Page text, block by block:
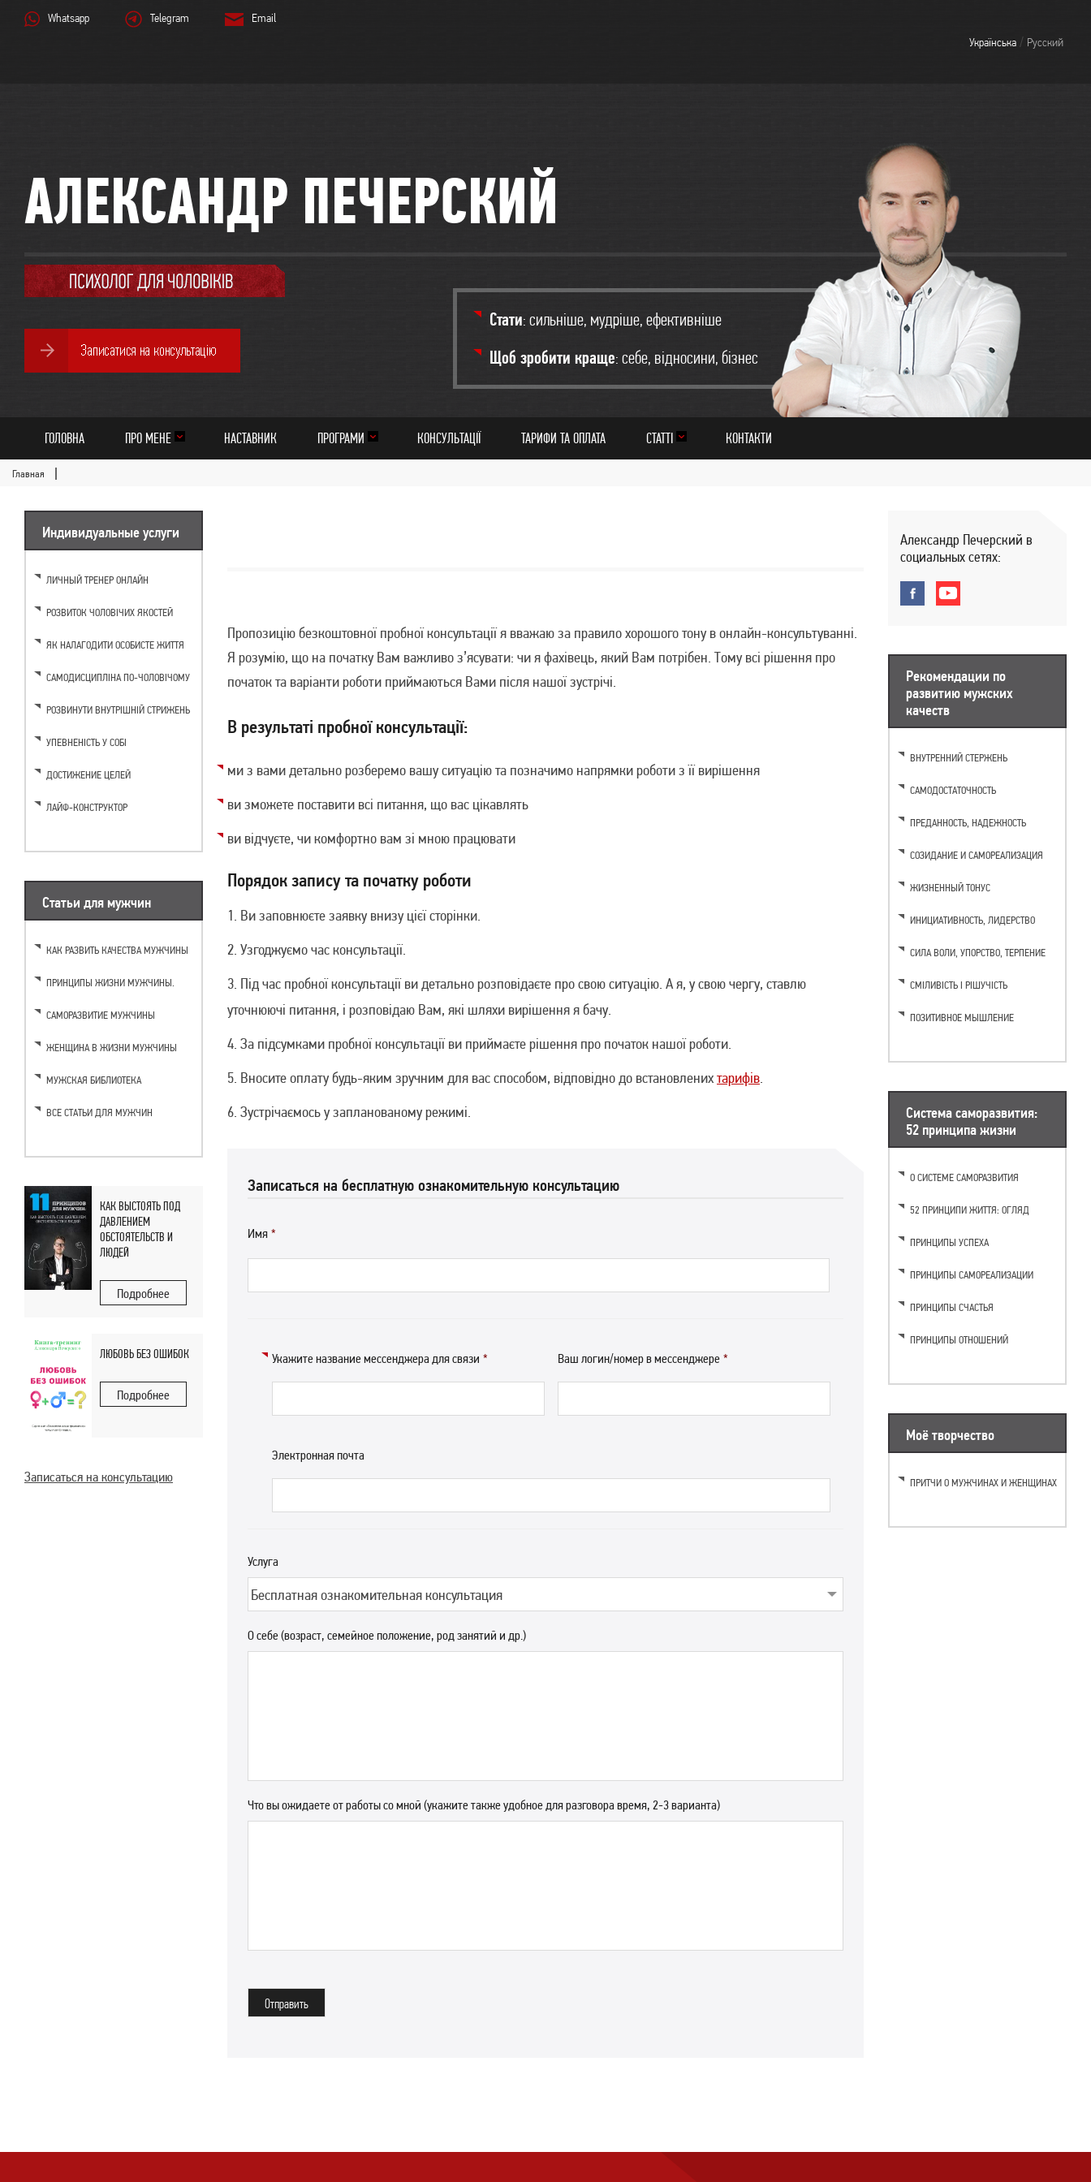
Whatsapp Telegram
Email
Українська / Русский
АЛЕКСАНДР ПЕЧЕРСКИЙ
Стати: сильніше, мудріше, ефективніше
Щоб зробити краще: себе, відносини, бізнес
ГОЛОВНА ПРО МЕНЕ НАСТАВНИК ПРОГРАМИ КОНСУЛЬТАЦІЇ ТАРИФИ ТА ОПЛАТА СТАТТІ КОНТАКТИ
Главная
Индивидуальные услуги
ЛИЧНЫЙ ТРЕНЕР ОНЛАЙН
РОЗВИТОК ЧОЛОВІЧИХ ЯКОСТЕЙ
ЯК НАЛАГОДИТИ ОСОБИСТЕ ЖИТТЯ
САМОДИСЦИПЛІНА ПО-ЧОЛОВІЧОМУ
РОЗВИНУТИ ВНУТРІШНІЙ СТРИЖЕНЬ
УПЕВНЕНІСТЬ У СОБІ
ДОСТИЖЕНИЕ ЦЕЛЕЙ
ЛАЙФ-КОНСТРУКТОР
Статьи для мужчин
КАК РАЗВИТЬ КАЧЕСТВА МУЖЧИНЫ
ПРИНЦИПЫ ЖИЗНИ МУЖЧИНЫ.
САМОРАЗВИТИЕ МУЖЧИНЫ
ЖЕНЩИНА В ЖИЗНИ МУЖЧИНЫ
МУЖСКАЯ БИБЛИОТЕКА
ВСЕ СТАТЬИ ДЛЯ МУЖЧИН
КАК ВЫСТОЯТЬ ПОД
ДАВЛЕНИЕМ
ОБСТОЯТЕЛЬСТВ И
ЛЮДЕЙ
Подробнее
ЛЮБОВЬ БЕЗ ОШИБОК
Подробнее
Записаться на консультацию
Пропозицію безкоштовної пробної консультації я вважаю за правило хорошого тону в онлайн-консультуванні.
Я розумію, що на початку Вам важливо з’ясувати: чи я фахівець, який Вам потрібен. Тому всі рішення про
початок та варіанти роботи приймаються Вами після нашої зустрічі.
В результаті пробної консультації:
ми з вами детально розберемо вашу ситуацію та позначимо напрямки роботи з її вирішення
ви зможете поставити всі питання, що вас цікавлять
ви відчуєте, чи комфортно вам зі мною працювати
Порядок запису та початку роботи
Ви заповнюєте заявку внизу цієї сторінки.
Узгоджуємо час консультації.
Під час пробної консультації ви детально розповідаєте про свою ситуацію. А я, у свою чергу, ставлю
уточнюючі питання, і розповідаю Вам, які шляхи вирішення я бачу.
За підсумками пробної консультації ви приймаєте рішення про початок нашої роботи.
Вносите оплату будь-яким зручним для вас способом, відповідно до встановленихтарифів
Зустрічаємось у запланованому режимі.
Записаться на бесплатную ознакомительную консультацию
Имя *
Укажите название мессенджера для связи * Ваш логин/номер в мессенджере *
Электронная почта
Услуга
О себе (возраст, семейное положение, род занятий и др.)
Что вы ожидаете от работы со мной (укажите также удобное для разговора время, 2-3 варианта)
Александр Печерский в
социальных сетях:
Рекомендации по
развитию мужских
качеств
ВНУТРЕННИЙ СТЕРЖЕНЬ
САМОДОСТАТОЧНОСТЬ
ПРЕДАННОСТЬ, НАДЕЖНОСТЬ
СОЗИДАНИЕ И САМОРЕАЛИЗАЦИЯ
ЖИЗНЕННЫЙ ТОНУС
ИНИЦИАТИВНОСТЬ, ЛИДЕРСТВО
CИЛА ВОЛИ, УПОРСТВО, ТЕРПЕНИЕ
СМІЛИВІСТЬ І РІШУЧІСТЬ
ПОЗИТИВНОЕ МЫШЛЕНИЕ
Система саморазвития:
52 принципа жизни
О СИСТЕМЕ САМОРАЗВИТИЯ
52 ПРИНЦИПИ ЖИТТЯ: ОГЛЯД
ПРИНЦИПЫ УСПЕХА
ПРИНЦИПЫ САМОРЕАЛИЗАЦИИ
ПРИНЦИПЫ СЧАСТЬЯ
ПРИНЦИПЫ ОТНОШЕНИЙ
Моё творчество
ПРИТЧИ О МУЖЧИНАХ И ЖЕНЩИНАХ